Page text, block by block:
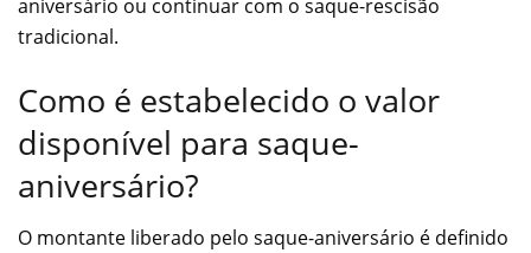
aniversário ou continuar com o saque-rescisão
tradicional.
Como é estabelecido o valor
disponível para saque-
aniversário?
O montante liberado pelo saque-aniversário é definido